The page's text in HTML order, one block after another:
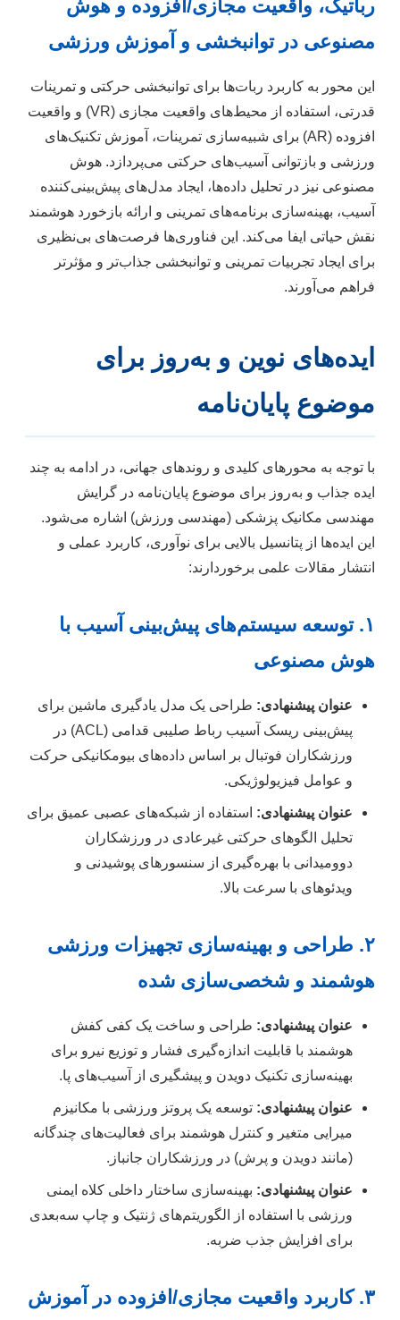
رباتیک، واقعیت مجازی/افزوده و هوش
مصنوعی در توانبخشی و آموزش ورزشی
این محور به کاربرد ربات‌ها برای توانبخشی حرکتی و تمرینات
قدرتی، استفاده از محیط‌های واقعیت مجازی (VR) و واقعیت
افزوده (AR) برای شبیه‌سازی تمرینات، آموزش تکنیک‌های
ورزشی و بازتوانی آسیب‌های حرکتی می‌پردازد. هوش
مصنوعی نیز در تحلیل داده‌ها، ایجاد مدل‌های پیش‌بینی‌کننده
آسیب، بهینه‌سازی برنامه‌های تمرینی و ارائه بازخورد هوشمند
نقش حیاتی ایفا می‌کند. این فناوری‌ها فرصت‌های بی‌نظیری
برای ایجاد تجربیات تمرینی و توانبخشی جذاب‌تر و مؤثرتر
فراهم می‌آورند.
ایده‌های نوین و به‌روز برای
موضوع پایان‌نامه
با توجه به محورهای کلیدی و روندهای جهانی، در ادامه به چند
ایده جذاب و به‌روز برای موضوع پایان‌نامه در گرایش
مهندسی مکانیک پزشکی (مهندسی ورزش) اشاره می‌شود.
این ایده‌ها از پتانسیل بالایی برای نوآوری، کاربرد عملی و
انتشار مقالات علمی برخوردارند:
۱. توسعه سیستم‌های پیش‌بینی آسیب با
هوش مصنوعی
عنوان پیشنهادی: طراحی یک مدل یادگیری ماشین برای
پیش‌بینی ریسک آسیب رباط صلیبی قدامی (ACL) در
ورزشکاران فوتبال بر اساس داده‌های بیومکانیکی حرکت
و عوامل فیزیولوژیکی.
عنوان پیشنهادی: استفاده از شبکه‌های عصبی عمیق برای
تحلیل الگوهای حرکتی غیرعادی در ورزشکاران
دوومیدانی با بهره‌گیری از سنسورهای پوشیدنی و
ویدئوهای با سرعت بالا.
۲. طراحی و بهینه‌سازی تجهیزات ورزشی
هوشمند و شخصی‌سازی شده
عنوان پیشنهادی: طراحی و ساخت یک کفی کفش
هوشمند با قابلیت اندازه‌گیری فشار و توزیع نیرو برای
بهینه‌سازی تکنیک دویدن و پیشگیری از آسیب‌های پا.
عنوان پیشنهادی: توسعه یک پروتز ورزشی با مکانیزم
میرایی متغیر و کنترل هوشمند برای فعالیت‌های چندگانه
(مانند دویدن و پرش) در ورزشکاران جانباز.
عنوان پیشنهادی: بهینه‌سازی ساختار داخلی کلاه ایمنی
ورزشی با استفاده از الگوریتم‌های ژنتیک و چاپ سه‌بعدی
برای افزایش جذب ضربه.
۳. کاربرد واقعیت مجازی/افزوده در آموزش